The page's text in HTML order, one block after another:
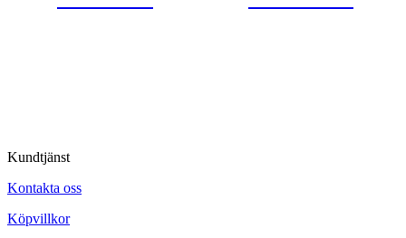
Kundtjänst
Kontakta oss
Köpvillkor